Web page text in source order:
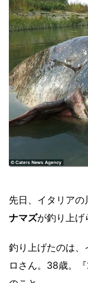
先日、イタリアの
ナマズが釣り上げ
釣り上げたのは
ロさん。38歳。